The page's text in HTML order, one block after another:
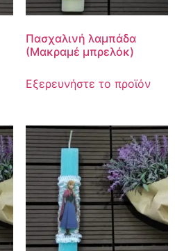
Πασχαλινή λαμπάδα
(Μακραμέ μπρελόκ)
Εξερευνήστε το προϊόν